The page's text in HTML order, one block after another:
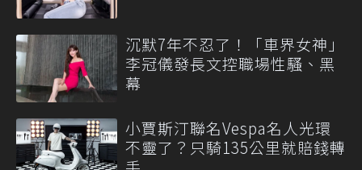
沉默7年不忍了！「車界女神」
李冠儀發長文控職場性騷、黑
幕
小賈斯汀聯名Vespa名人光環
不靈了？只騎135公里就賠錢轉